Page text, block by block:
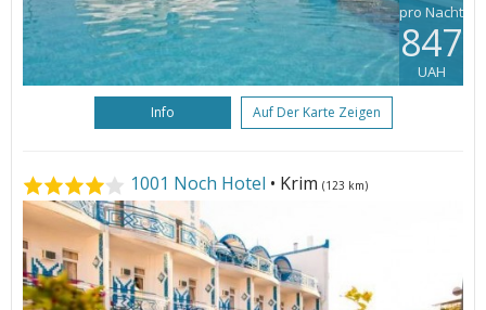
pro Nacht
847
UAH
Info Auf Der Karte Zeigen
1001 Noch Hotel • Krim (123 km)